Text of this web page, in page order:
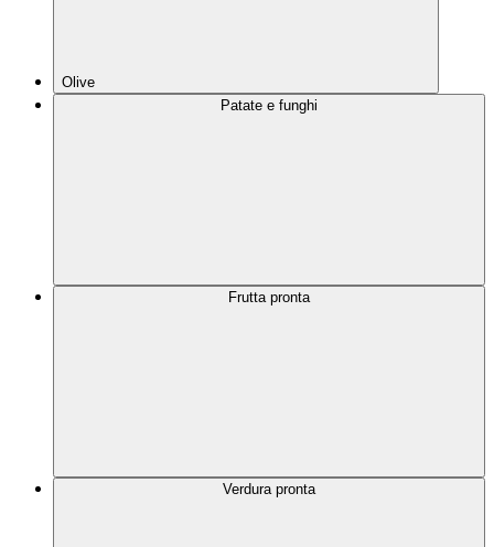
Olive
Patate e funghi
Frutta pronta
Verdura pronta